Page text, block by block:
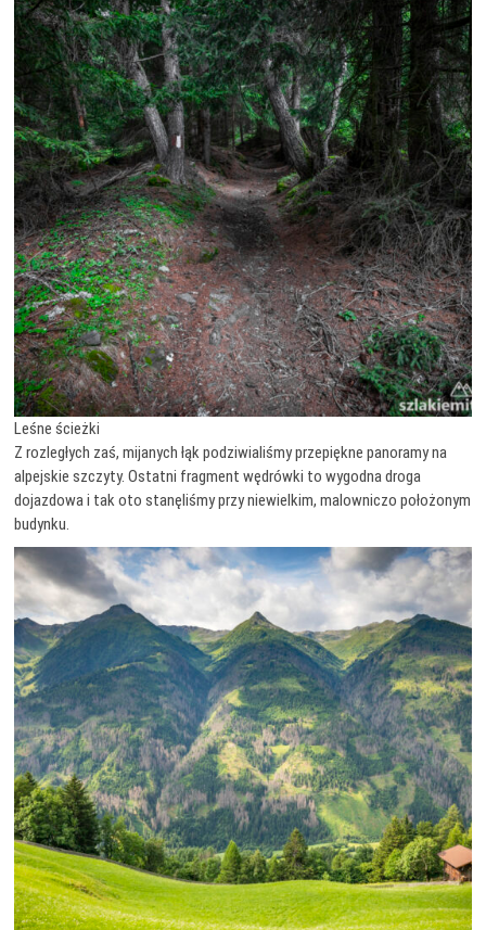
Leśne ścieżki
Z rozległych zaś, mijanych łąk podziwialiśmy przepiękne panoramy na
alpejskie szczyty. Ostatni fragment wędrówki to wygodna droga
dojazdowa i tak oto stanęliśmy przy niewielkim, malowniczo położonym
budynku.